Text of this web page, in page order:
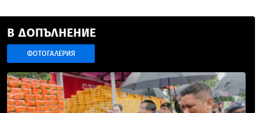
В ДОПЪЛНЕНИЕ
ФОТОГАЛЕРИЯ